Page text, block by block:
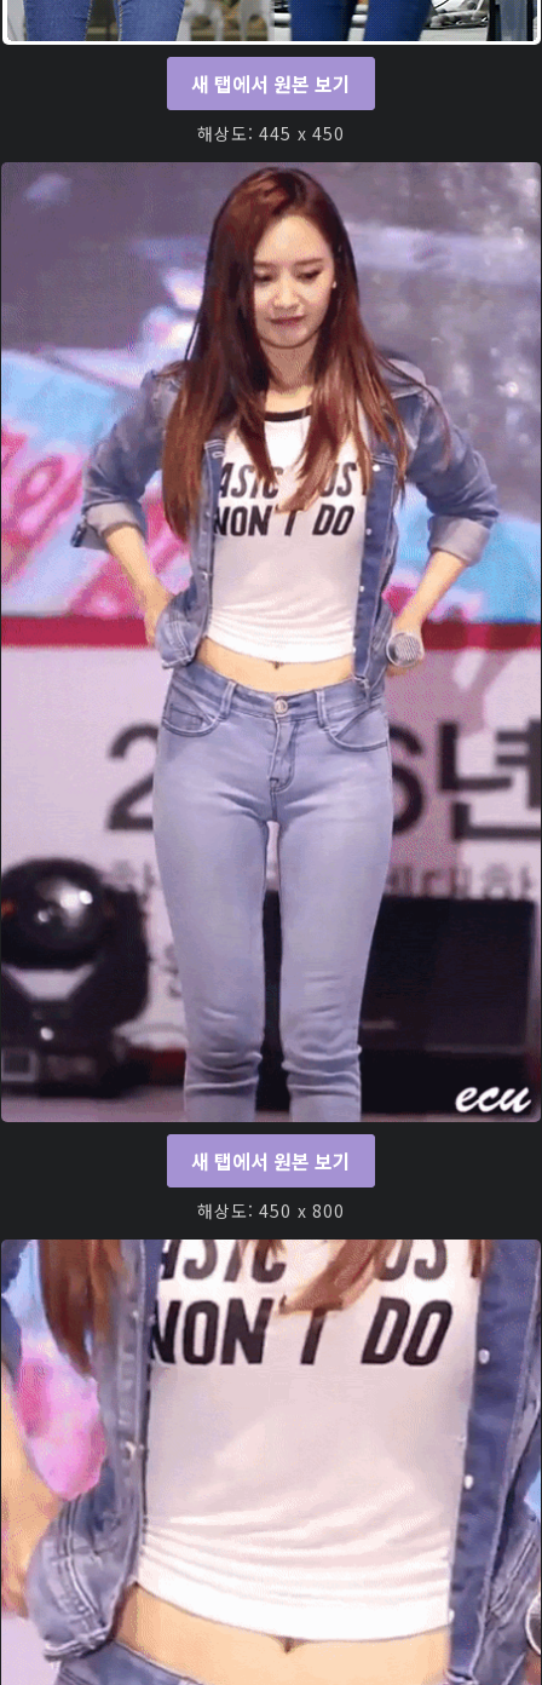
새 탭에서 원본 보기
해상도: 445 x 450
새 탭에서 원본 보기
해상도: 450 x 800